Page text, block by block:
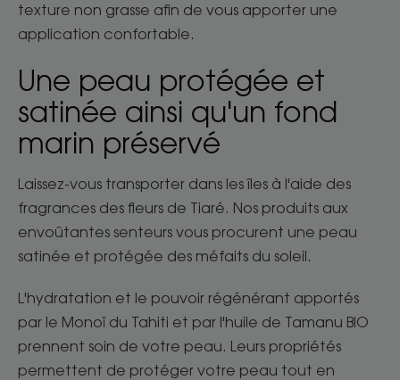
texture non grasse afin de vous apporter une
application confortable.
Une peau protégée et
satinée ainsi qu'un fond
marin préservé
Laissez-vous transporter dans les îles à l'aide des
fragrances des fleurs de Tiaré. Nos produits aux
envoûtantes senteurs vous procurent une peau
satinée et protégée des méfaits du soleil.
L'hydratation et le pouvoir régénérant apportés
par le Monoï du Tahiti et par l'huile de Tamanu BIO
prennent soin de votre peau. Leurs propriétés
permettent de protéger votre peau tout en